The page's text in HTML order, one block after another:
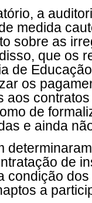
a
medida
sobre as
que os
de
os
aos
de
e ainda
de
condição
a